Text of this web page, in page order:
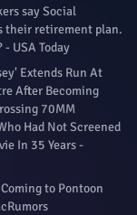
say Social
their retirement plan.
- USA Today
Extends Run At
After Becoming
70MM
Had Not Screened
In 35 Years -
to Pontoon